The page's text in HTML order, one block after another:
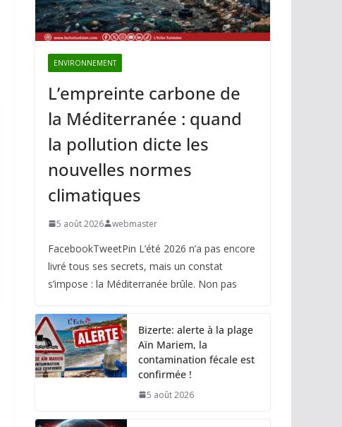
ENVIRONNEMENT
L’empreinte carbone de
la Méditerranée : quand
la pollution dicte les
nouvelles normes
climatiques
5 août 2026 webmaster
FacebookTweetPin L’été 2026 n’a pas encore
livré tous ses secrets, mais un constat
s’impose : la Méditerranée brûle. Non pas
Bizerte: alerte à la plage
Aïn Mariem, la
contamination fécale est
confirmée !
5 août 2026